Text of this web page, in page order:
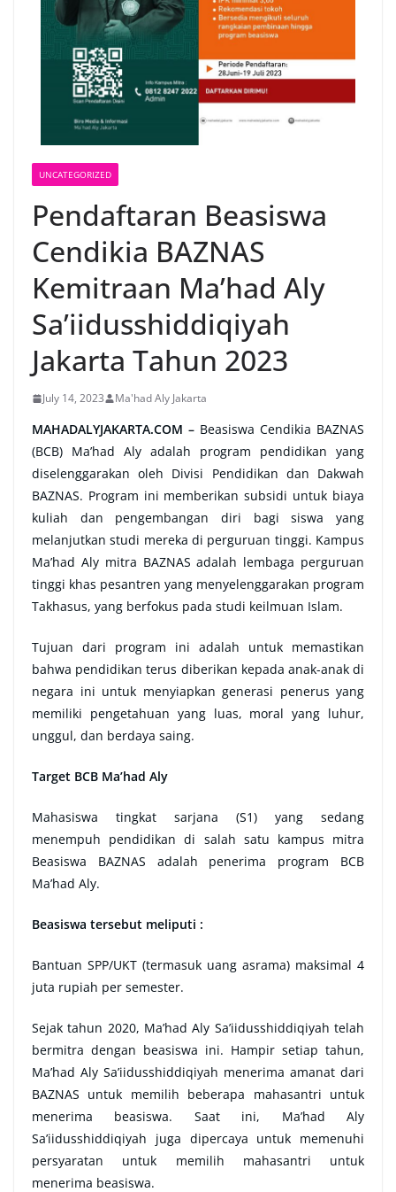
UNCATEGORIZED
Pendaftaran Beasiswa
Cendikia BAZNAS
Kemitraan Ma’had Aly
Sa’iidusshiddiqiyah
Jakarta Tahun 2023
July 14, 2023 Ma'had Aly Jakarta
MAHADALYJAKARTA.COM – Beasiswa Cendikia BAZNAS
(BCB) Ma’had Aly adalah program pendidikan yang
diselenggarakan oleh Divisi Pendidikan dan Dakwah
BAZNAS. Program ini memberikan subsidi untuk biaya
kuliah dan pengembangan diri bagi siswa yang
melanjutkan studi mereka di perguruan tinggi. Kampus
Ma’had Aly mitra BAZNAS adalah lembaga perguruan
tinggi khas pesantren yang menyelenggarakan program
Takhasus, yang berfokus pada studi keilmuan Islam.
Tujuan dari program ini adalah untuk memastikan
bahwa pendidikan terus diberikan kepada anak-anak di
negara ini untuk menyiapkan generasi penerus yang
memiliki pengetahuan yang luas, moral yang luhur,
unggul, dan berdaya saing.
Target BCB Ma’had Aly
Mahasiswa tingkat sarjana (S1) yang sedang
menempuh pendidikan di salah satu kampus mitra
Beasiswa BAZNAS adalah penerima program BCB
Ma’had Aly.
Beasiswa tersebut meliputi :
Bantuan SPP/UKT (termasuk uang asrama) maksimal 4
juta rupiah per semester.
Sejak tahun 2020, Ma’had Aly Sa’iidusshiddiqiyah telah
bermitra dengan beasiswa ini. Hampir setiap tahun,
Ma’had Aly Sa’iidusshiddiqiyah menerima amanat dari
BAZNAS untuk memilih beberapa mahasantri untuk
menerima beasiswa. Saat ini, Ma’had Aly
Sa’iidusshiddiqiyah juga dipercaya untuk memenuhi
persyaratan untuk memilih mahasantri untuk
menerima beasiswa.